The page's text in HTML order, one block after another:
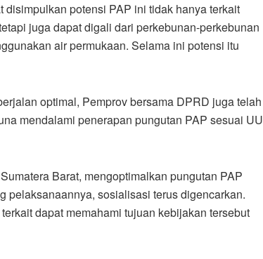
potensi PAP ini tidak hanya terkait
juga dapat digali dari perkebunan-perkebunan
air permukaan. Selama ini potensi itu
optimal, Pemprov bersama DPRD juga telah
mendalami penerapan pungutan PAP sesuai UU
Barat, mengoptimalkan pungutan PAP
pelaksanaannya, sosialisasi terus digencarkan.
dapat memahami tujuan kebijakan tersebut